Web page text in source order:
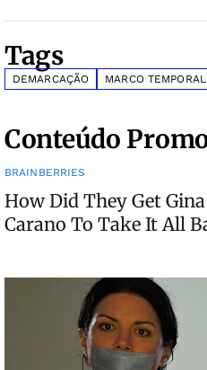
Tags
DEMARCAÇÃO MARCO TEMPORAL